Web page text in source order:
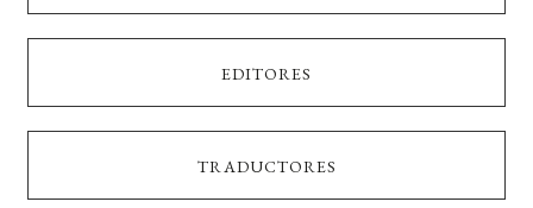
EDITORES
TRADUCTORES